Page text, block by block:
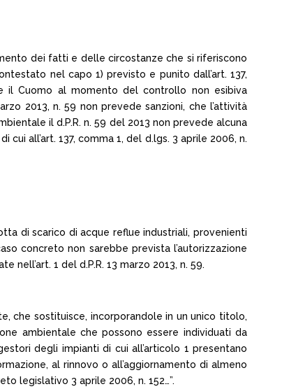
dei fatti e delle circostanze che si riferiscono
nel capo 1) previsto e punito dall’art. 137,
il Cuomo al momento del controllo non esibiva
2013, n. 59 non prevede sanzioni, che l’attività
il d.P.R. n. 59 del 2013 non prevede alcuna
all’art. 137, comma 1, del d.lgs. 3 aprile 2006, n.
di scarico di acque reflue industriali, provenienti
concreto non sarebbe prevista l’autorizzazione
1 del d.P.R. 13 marzo 2013, n. 59.
che sostituisce, incorporandole in un unico titolo,
ambientale che possono essere individuati da
degli impianti di cui all’articolo 1 presentano
al rinnovo o all’aggiornamento di almeno
legislativo 3 aprile 2006, n. 152…”.